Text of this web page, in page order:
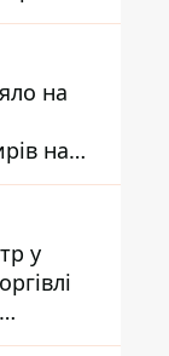
на
на
в
у